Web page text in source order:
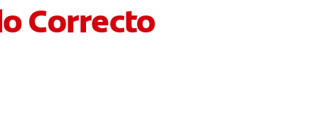
Correcto